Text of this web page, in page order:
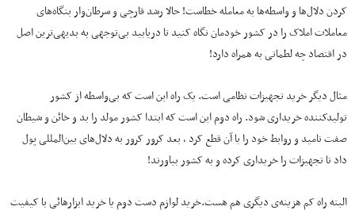
کردن دلال‌ها و واسطه‌ها به معامله خطاست! حالا رشد قارچی و سرطان‌وار بنگاه‌های
معاملات املاک را در کشور خودمان نگاه کنید تا دریابید بی‌توجهی به بدیهی‌ترین اصل
در اقتصاد چه لطماتی به همراه دارد!
مثال دیگر خرید تجهیزات نظامی‌ است. یک راه این است که بی‌واسطه از کشور
تولیدکننده خریداری شود. راه دوم این است که ابتدا کشور مولد را بد و خائن و شیطان
صفت نامید و روابط‌‌ خود را با آن قطع کرد ، بعد کرور کرور به دلال‌های بین‌المللی پول
داد تا تجهیزات را خریداری کرده و به کشور بیاورند!
البته راه کم هزینه‌ی دیگری هم هست.خرید لوازم دست دوم یا خرید ابزارهائی با کیفیت